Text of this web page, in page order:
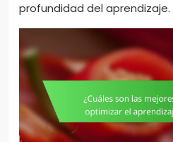
profundidad del aprendizaje.